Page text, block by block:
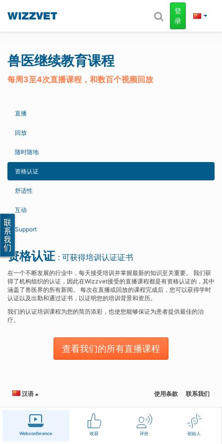
Webconference 收获 评价 创始人
登
录
兽医继续教育课程
每周3至4次直播课程，和数百个视频回放
直播
回放
随时随地
资格认证
舒适性
互动
Support
资格认证 : 可获得培训认证证书
在一个不断发展的行业中，每天接受培训并掌握最新的知识至关重要。 我们获
得了机构组织的认证，因此在Wizzvet接受的直播课程都是有资格认证的，其中
涵盖了兽医界的所有新闻。 每次在直播或回放的课程完成后，您可以获得学时
认证以及出勤和通过证书，以证明您的培训背景和资历。
我们的认证培训课程为您的简历添彩，也使您能够保证为患者提供最佳的治
疗。
查看我们的所有直播课程
汉语 使用条款 联系我们